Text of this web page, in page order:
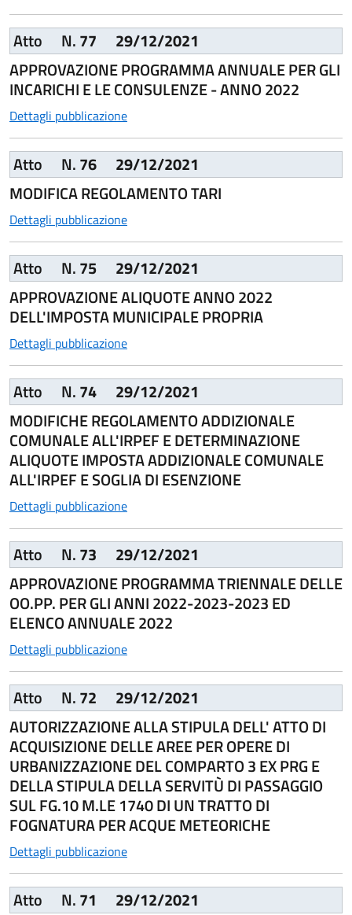
Atto N.77
29/12/2021
APPROVAZIONE PROGRAMMA ANNUALE PER GLI
INCARICHI E LE CONSULENZE - ANNO 2022
Dettagli pubblicazione
Atto N.76
29/12/2021
MODIFICA REGOLAMENTO TARI
Dettagli pubblicazione
Atto N.75
29/12/2021
APPROVAZIONE ALIQUOTE ANNO 2022
DELL'IMPOSTA MUNICIPALE PROPRIA
Dettagli pubblicazione
Atto N.74
29/12/2021
MODIFICHE REGOLAMENTO ADDIZIONALE
COMUNALE ALL'IRPEF E DETERMINAZIONE
ALIQUOTE IMPOSTA ADDIZIONALE COMUNALE
ALL'IRPEF E SOGLIA DI ESENZIONE
Dettagli pubblicazione
Atto N.73
29/12/2021
APPROVAZIONE PROGRAMMA TRIENNALE DELLE
OO.PP. PER GLI ANNI 2022-2023-2023 ED
ELENCO ANNUALE 2022
Dettagli pubblicazione
Atto N.72
29/12/2021
AUTORIZZAZIONE ALLA STIPULA DELL' ATTO DI
ACQUISIZIONE DELLE AREE PER OPERE DI
URBANIZZAZIONE DEL COMPARTO 3 EX PRG E
DELLA STIPULA DELLA SERVITÙ DI PASSAGGIO
SUL FG.10 M.LE 1740 DI UN TRATTO DI
FOGNATURA PER ACQUE METEORICHE
Dettagli pubblicazione
Atto N.71
29/12/2021